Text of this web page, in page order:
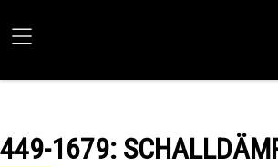
449-1679: